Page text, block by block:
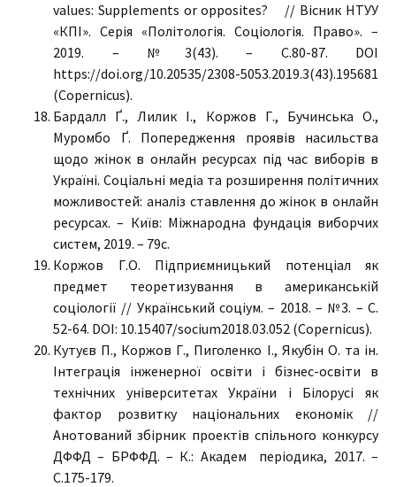
values: Supplements or opposites? // Вісник НТУУ
«КПІ». Серія «Політологія. Соціологія. Право». –
2019. – №3(43). – С.80-87. DOI
https://doi.org/10.20535/2308-5053.2019.3(43).195681
(Copernicus).
Бардалл Ґ., Лилик І., Коржов Г., Бучинська О.,
Муромбо Ґ. Попередження проявів насильства
щодо жінок в онлайн ресурсах під час виборів в
Україні. Соціальні медіа та розширення політичних
можливостей: аналіз ставлення до жінок в онлайн
ресурсах. – Київ: Міжнародна фундація виборчих
систем, 2019. – 79с.
Коржов Г.О. Підприємницький потенціал як
предмет теоретизування в американській
соціології // Український соціум. – 2018. – №3. – С.
52-64. DOI: 10.15407/socium2018.03.052 (Copernicus).
Кутуєв П., Коржов Г., Пиголенко І., Якубін О. та ін.
Інтеграція інженерної освіти і бізнес-освіти в
технічних університетах України і Білорусі як
фактор розвитку національних економік //
Анотований збірник проектів спільного конкурсу
ДФФД – БРФФД. – К.: Академ періодика, 2017. –
С.175-179.